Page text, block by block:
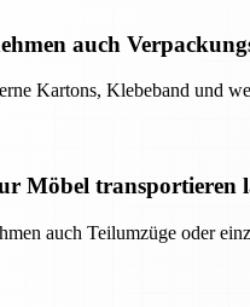
auch
Kartons, Klebeband und
Möbel transportieren
auch Teilumzüge oder